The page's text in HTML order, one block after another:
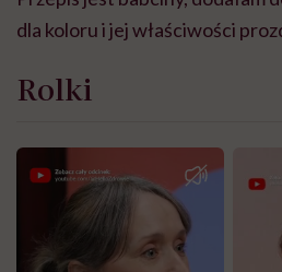
dla koloru i jej właściwości
Rolki